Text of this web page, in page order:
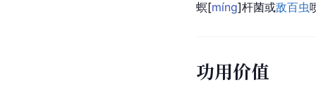
螟[míng]杆菌或敌百虫
功用价值